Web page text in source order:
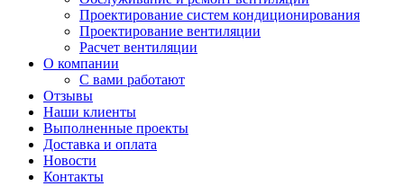
Проектирование систем кондиционирования
Проектирование вентиляции
Расчет вентиляции
О компании
С вами работают
Отзывы
Наши клиенты
Выполненные проекты
Доставка и оплата
Новости
Контакты